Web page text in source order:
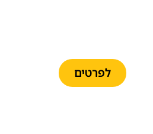
לפרטים